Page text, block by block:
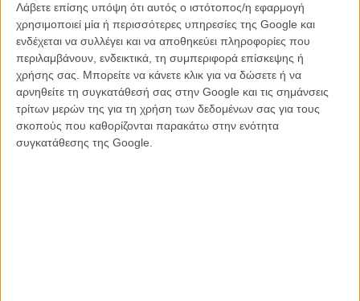
Λάβετε επίσης υπόψη ότι αυτός ο ιστότοπος/η εφαρμογή
χρησιμοποιεί μία ή περισσότερες υπηρεσίες της Google και
ενδέχεται να συλλέγει και να αποθηκεύει πληροφορίες που
περιλαμβάνουν, ενδεικτικά, τη συμπεριφορά επίσκεψης ή
χρήσης σας. Μπορείτε να κάνετε κλικ για να δώσετε ή να
αρνηθείτε τη συγκατάθεσή σας στην Google και τις σημάνσεις
τρίτων μερών της για τη χρήση των δεδομένων σας για τους
σκοπούς που καθορίζονται παρακάτω στην ενότητα
συγκατάθεσης της Google.
Μοναχοκόρη της Ντίτριχ και του Ρούντολφ Σίμπερ, συντάκτη και
βοηθού σκηνοθέτη, ο οποίος αργότερα ανέλαβε τη μετάφραση
ταινιών για την Paramount στο Παρίσι, η Μαρία Ελισάβετ Σίμπερ,
γεννήθηκε στο Βερολίνο στις 13 Δεκεμβρίου 1924.
«Ποτέ δεν θεώρησα ότι αυτό ήταν το όνομά μου, γιατί ως παιδί ενός
πολύ διάσημου προσώπου ήμουν πάντα η “Μαρία, η κόρη της
Μάρλεν Ντίτριχ”», είπε.
«Ετσι υπέγραφα όταν ήμουν παιδί».